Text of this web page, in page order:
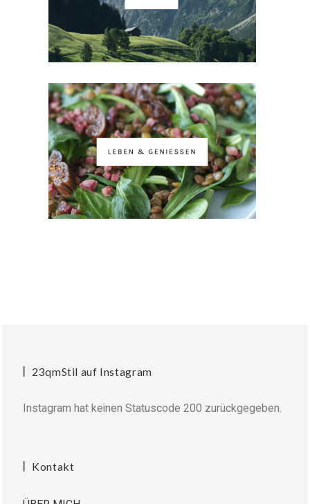
23qmStil auf Instagram
Instagram hat keinen Statuscode 200 zurückgegeben.
Kontakt